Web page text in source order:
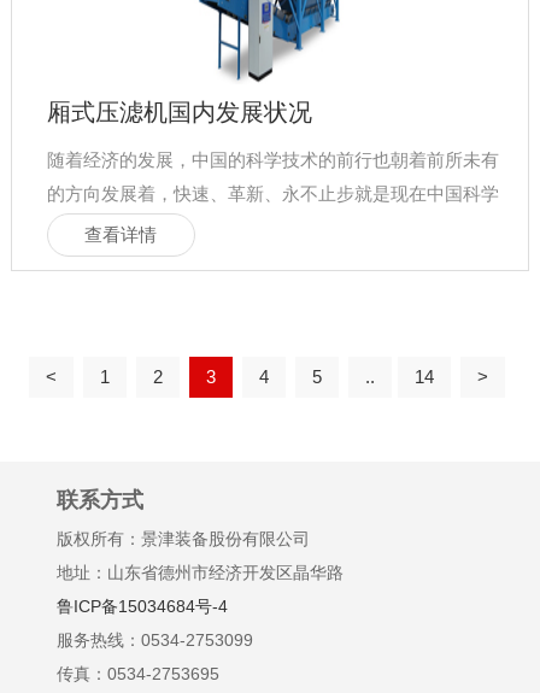
厢式压滤机国内发展状况
随着经济的发展，中国的科学技术的前行也朝着前所未有
的方向发展着，快速、革新、永不止步就是现在中国科学
发展的最显著的特点，而作
查看详情
< 1 2 3 4 5 .. 14 >
联系方式
版权所有：景津装备股份有限公司
地址：山东省德州市经济开发区晶华路
鲁ICP备15034684号-4
服务热线：0534-2753099
传真：0534-2753695